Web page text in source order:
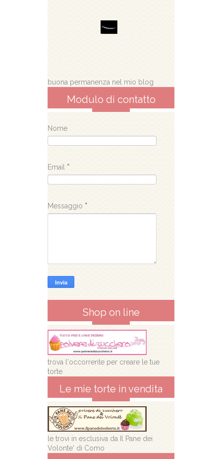
buona permanenza nel mio blog
Modulo di contatto
Nome
Email *
Messaggio *
Shop on line
trova l'occorrente per creare le tue
torte
Le mie torte in vendita
le trovi in esclusiva da Il Pane dei
Volonte' di Como